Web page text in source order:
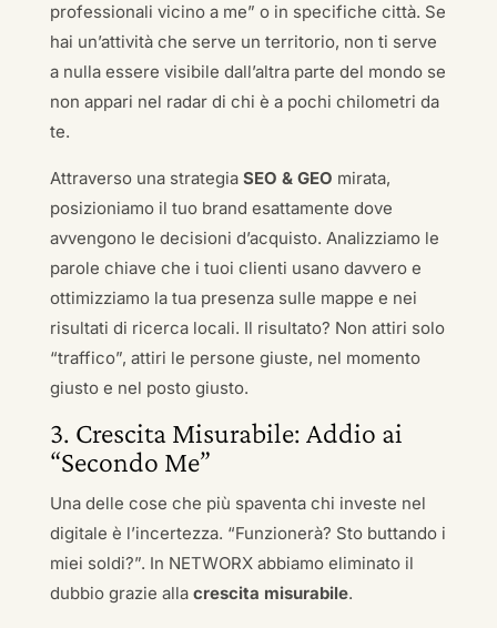
professionali vicino a me” o in specifiche città. Se
hai un’attività che serve un territorio, non ti serve
a nulla essere visibile dall’altra parte del mondo se
non appari nel radar di chi è a pochi chilometri da
te.
Attraverso una strategia SEO & GEO mirata,
posizioniamo il tuo brand esattamente dove
avvengono le decisioni d’acquisto. Analizziamo le
parole chiave che i tuoi clienti usano davvero e
ottimizziamo la tua presenza sulle mappe e nei
risultati di ricerca locali. Il risultato? Non attiri solo
“traffico”, attiri le persone giuste, nel momento
giusto e nel posto giusto.
3. Crescita Misurabile: Addio ai
“Secondo Me”
Una delle cose che più spaventa chi investe nel
digitale è l’incertezza. “Funzionerà? Sto buttando i
miei soldi?”. In NETWORX abbiamo eliminato il
dubbio grazie alla crescita misurabile.